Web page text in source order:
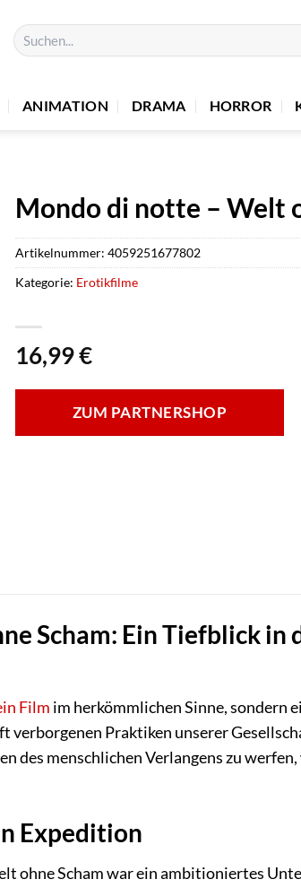
Suchen
nach:
ANIMATION DRAMA HORROR
Mondo di notte – Welt
16,99€
ZUM PARTNERSHOP
Artikelnummer: 4059251677802
Kategorie: Erotikfilme
Scham: Ein Tiefblick in
Film im herkömmlichen Sinne, sondern
verborgenen Praktiken unserer
des menschlichen Verlangens zu
Expedition
ohne Scham war ein ambitioniertes